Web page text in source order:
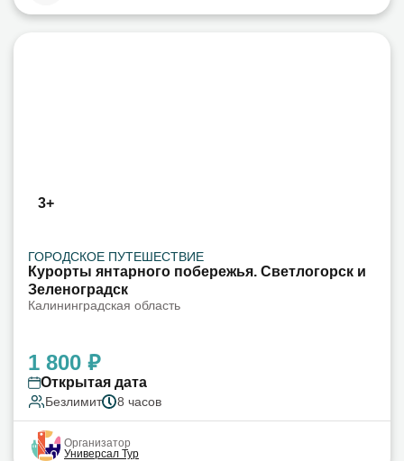
3+
ГОРОДСКОЕ ПУТЕШЕСТВИЕ
Курорты янтарного побережья. Светлогорск и
Зеленоградск
Калининградская область
1 800 ₽
Открытая дата
Безлимит 8 часов
Организатор
Универсал Тур